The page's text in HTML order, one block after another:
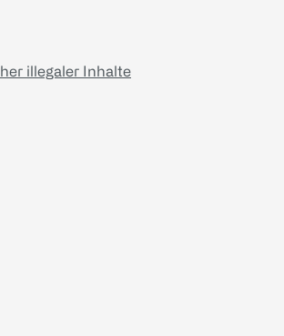
illegaler Inhalte